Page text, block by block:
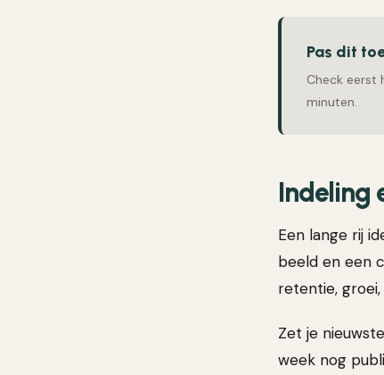
Pas dit
Check eerst
minuten.
Indeling
Een lange rij
beeld en een
retentie,
Zet je
week nog